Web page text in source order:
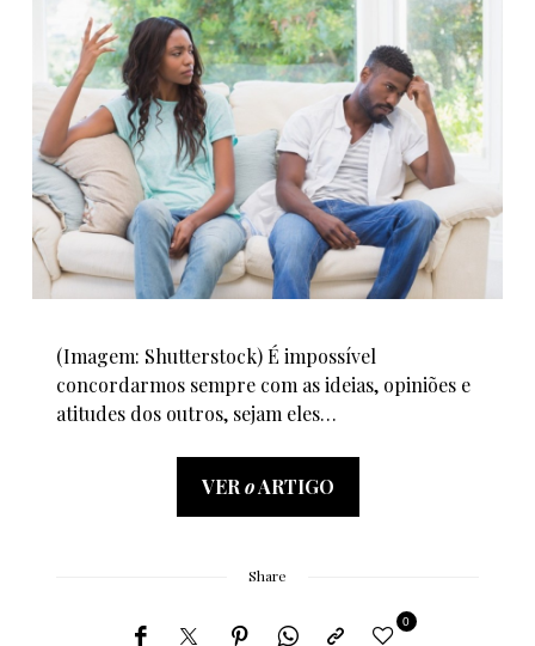
(Imagem: Shutterstock) É impossível
concordarmos sempre com as ideias, opiniões e
atitudes dos outros, sejam eles…
VER oARTIGO
Share
0